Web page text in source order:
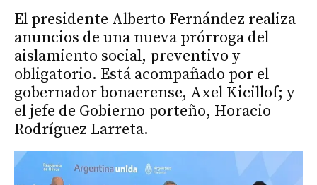
El presidente Alberto Fernández realiza
anuncios de una nueva prórroga del
aislamiento social, preventivo y
obligatorio. Está acompañado por el
gobernador bonaerense, Axel Kicillof; y
el jefe de Gobierno porteño, Horacio
Rodríguez Larreta.